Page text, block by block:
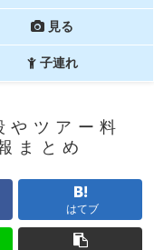
見る
子連れ
やツアー料
まとめ
はてブ